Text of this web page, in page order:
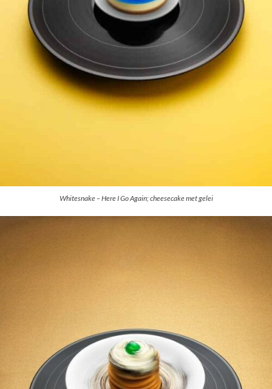
Whitesnake – Here I Go Again; cheesecake met gelei